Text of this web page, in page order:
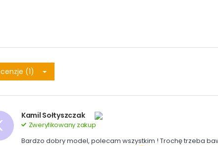
(1)
Kamil Sołtyszczak
Zweryfikowany zakup
Bardzo dobry model, polecam wszystkim ! Trochę trzeba